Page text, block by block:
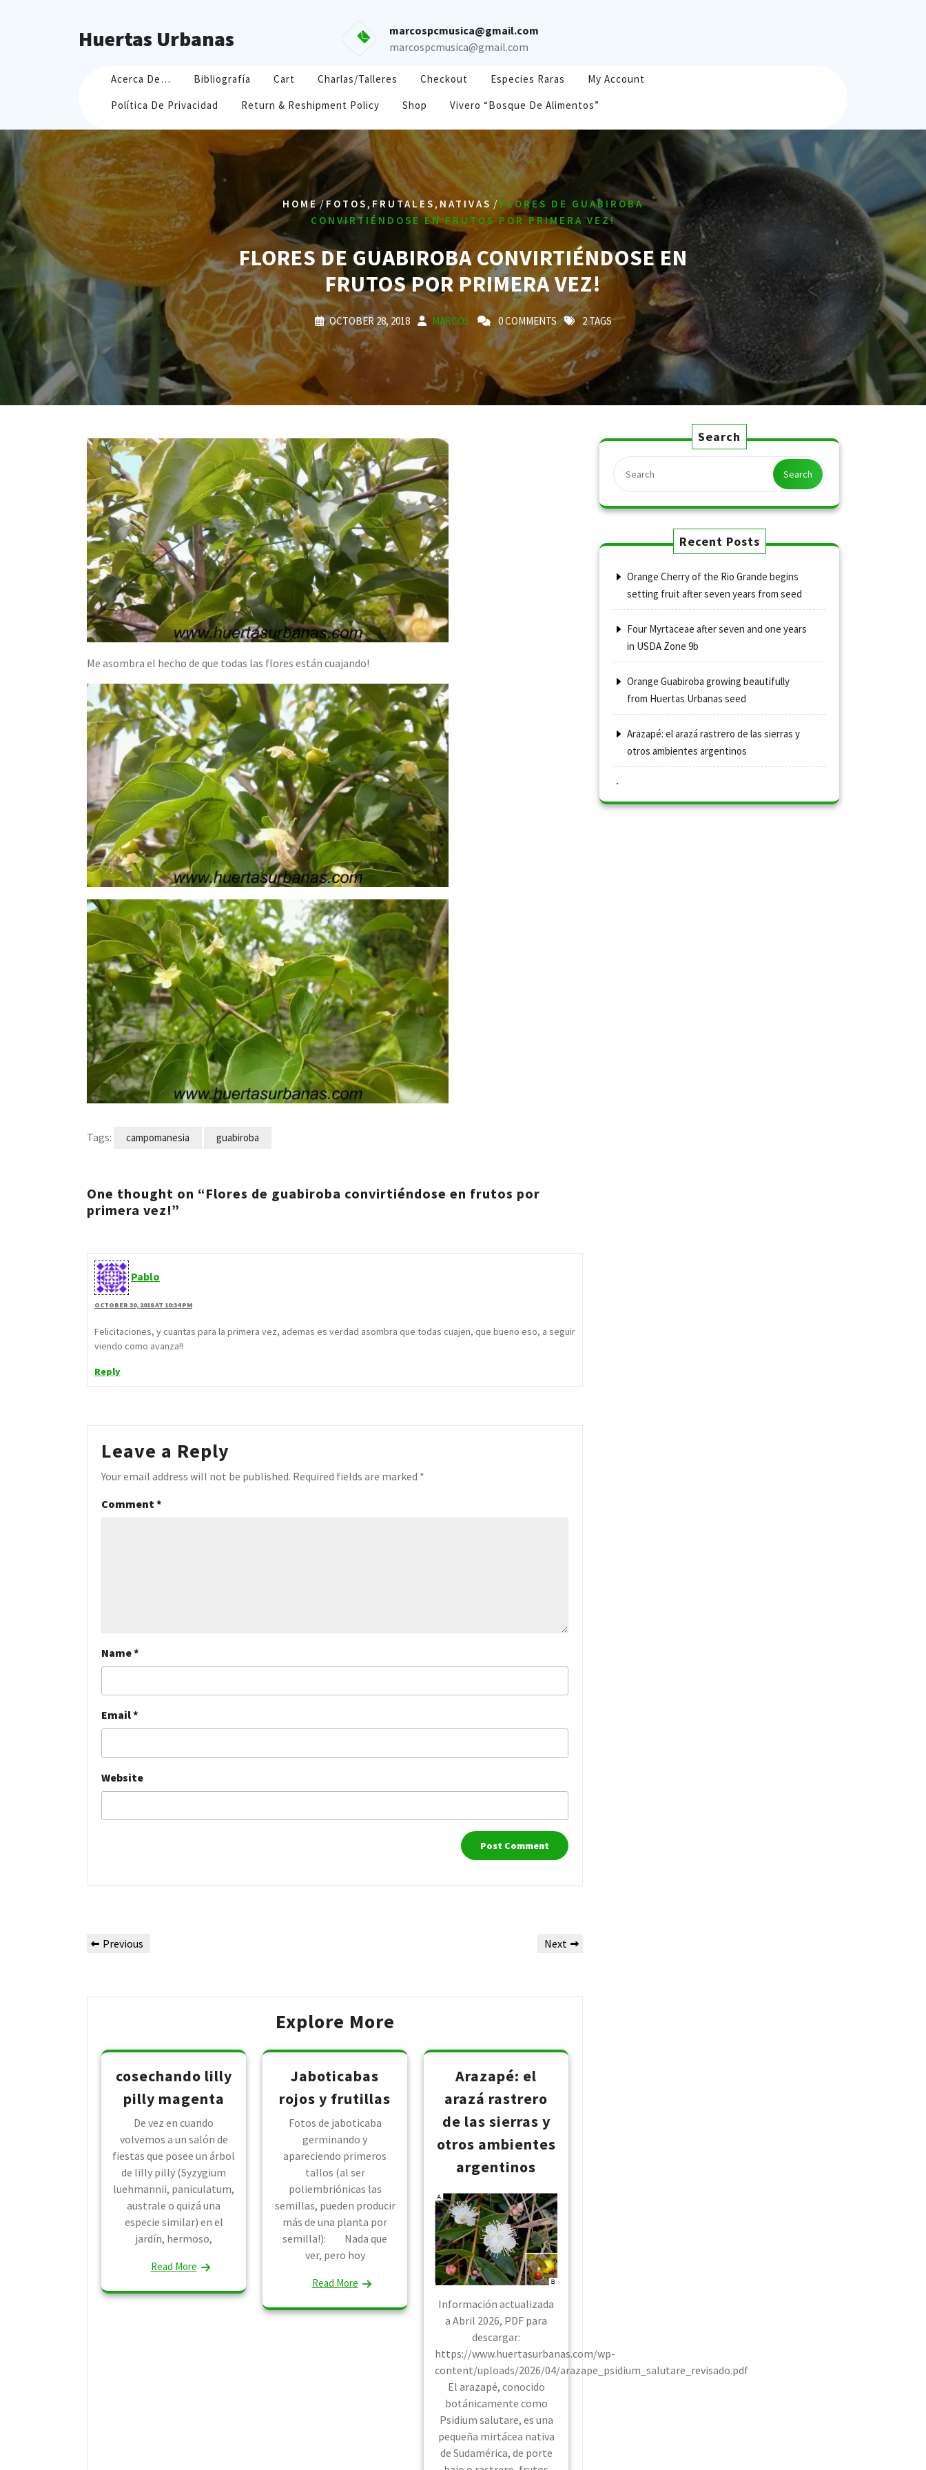
Huertas Urbanas
marcospcmusica@gmail.com
marcospcmusica@gmail.com
Acerca De… Bibliografía Cart Charlas/Talleres Checkout Especies Raras
My Account
Política De Privacidad
Return & Reshipment Policy Shop Vivero “Bosque De Alimentos”
HOME/FOTOS, FRUTALES, NATIVAS /FLORES DE GUABIROBA
CONVIRTIÉNDOSE EN FRUTOS POR PRIMERA VEZ!
FLORES DE GUABIROBA CONVIRTIÉNDOSE EN
FRUTOS POR PRIMERA VEZ!
OCTOBER 28, 2018 MARCOS 0 COMMENTS 2 TAGS
Me asombra el hecho de que todas las flores están cuajando!
Tags: campomanesia guabiroba
One thought on “Flores de guabiroba convirtiéndose en frutos por
primera vez!”
Pablo
OCTOBER 30, 2018 AT 10:34 PM
Felicitaciones, y cuantas para la primera vez, ademas es verdad asombra que todas cuajen, que bueno eso, a seguir
viendo como avanza!!
Reply
Leave a Reply
Your email address will not be published. Required fields are marked *
Comment *
Name*
Email*
Website
Post
Previous
Previous
Next
Next
Explore More
cosechando lilly
pilly magenta
De vez en cuando
volvemos a un salón de
fiestas que posee un árbol
de lilly pilly (Syzygium
luehmannii, paniculatum,
australe o quizá una
especie similar) en el
jardín, hermoso,
Read More
Jaboticabas
rojos y frutillas
Fotos de jaboticaba
germinando y
apareciendo primeros
tallos (al ser
poliembriónicas las
semillas, pueden producir
más de una planta por
semilla!): Nada que
ver, pero hoy
Read More
Arazapé: el
arazá rastrero
de las sierras y
otros ambientes
argentinos
Información actualizada
a Abril 2026, PDF para
descargar:
https://www.huertasurbanas.com/wp-
content/uploads/2026/04/arazape_psidium_salutare_revisado.pdf
El arazapé, conocido
botánicamente como
Psidium salutare, es una
pequeña mirtácea nativa
de Sudamérica, de porte
Search
Search
Recent Posts
Orange Cherry of the Rio Grande begins
setting fruit after seven years from seed
Four Myrtaceae after seven and one years
in USDA Zone 9b
Orange Guabiroba growing beautifully
from Huertas Urbanas seed
Arazapé: el arazá rastrero de las sierras y
otros ambientes argentinos